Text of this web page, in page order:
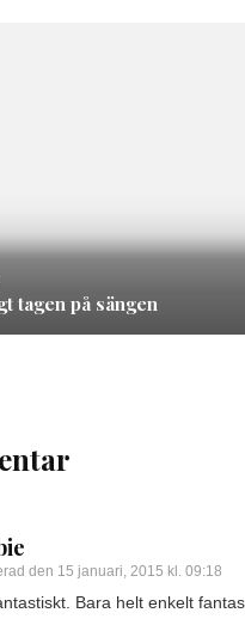
tagen på sängen
den 15 januari, 2015 kl. 09:18
Bara helt enkelt